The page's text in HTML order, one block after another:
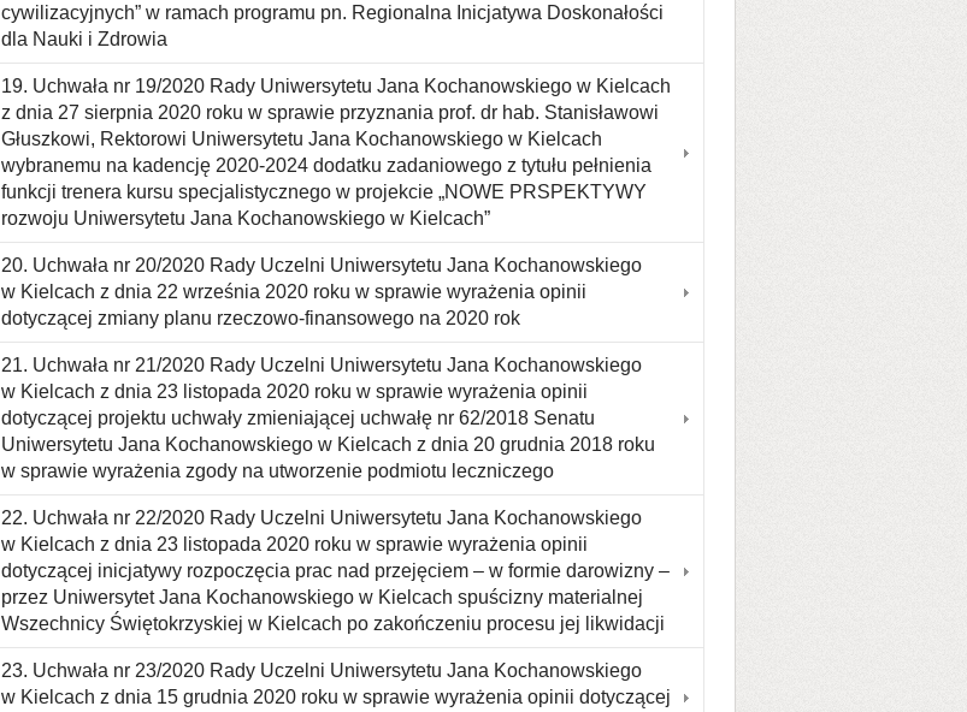
cywilizacyjnych” w ramach programu pn. Regionalna Inicjatywa Doskonałości
dla Nauki i Zdrowia
19. Uchwała nr 19/2020 Rady Uniwersytetu Jana Kochanowskiego w Kielcach
z dnia 27 sierpnia 2020 roku w sprawie przyznania prof. dr hab. Stanisławowi
Głuszkowi, Rektorowi Uniwersytetu Jana Kochanowskiego w Kielcach
wybranemu na kadencję 2020-2024 dodatku zadaniowego z tytułu pełnienia
funkcji trenera kursu specjalistycznego w projekcie „NOWE PRSPEKTYWY
rozwoju Uniwersytetu Jana Kochanowskiego w Kielcach”
20. Uchwała nr 20/2020 Rady Uczelni Uniwersytetu Jana Kochanowskiego
w Kielcach z dnia 22 września 2020 roku w sprawie wyrażenia opinii
dotyczącej zmiany planu rzeczowo-finansowego na 2020 rok
21. Uchwała nr 21/2020 Rady Uczelni Uniwersytetu Jana Kochanowskiego
w Kielcach z dnia 23 listopada 2020 roku w sprawie wyrażenia opinii
dotyczącej projektu uchwały zmieniającej uchwałę nr 62/2018 Senatu
Uniwersytetu Jana Kochanowskiego w Kielcach z dnia 20 grudnia 2018 roku
w sprawie wyrażenia zgody na utworzenie podmiotu leczniczego
22. Uchwała nr 22/2020 Rady Uczelni Uniwersytetu Jana Kochanowskiego
w Kielcach z dnia 23 listopada 2020 roku w sprawie wyrażenia opinii
dotyczącej inicjatywy rozpoczęcia prac nad przejęciem – w formie darowizny –
przez Uniwersytet Jana Kochanowskiego w Kielcach spuścizny materialnej
Wszechnicy Świętokrzyskiej w Kielcach po zakończeniu procesu jej likwidacji
23. Uchwała nr 23/2020 Rady Uczelni Uniwersytetu Jana Kochanowskiego
w Kielcach z dnia 15 grudnia 2020 roku w sprawie wyrażenia opinii dotyczącej